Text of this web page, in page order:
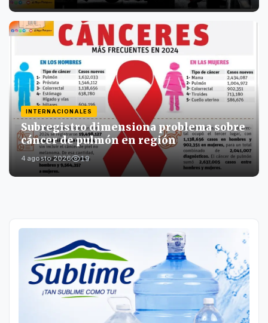
INTERNACIONALES
Subregistro dimensiona problema sobre
cáncer de pulmón en región
4 agosto 2026 19